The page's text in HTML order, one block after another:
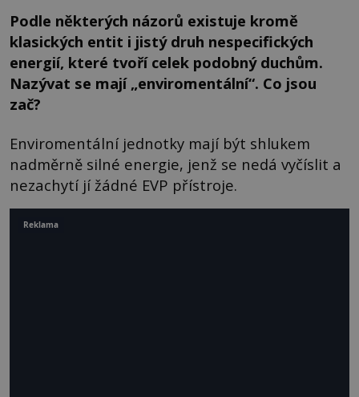
Podle některých názorů existuje kromě
klasických entit i jistý druh nespecifických
energií, které tvoří celek podobný duchům.
Nazývat se mají „enviromentální“. Co jsou
zač?
Enviromentální jednotky mají být shlukem
nadměrně silné energie, jenž se nedá vyčíslit a
nezachytí jí žádné EVP přístroje.
Reklama